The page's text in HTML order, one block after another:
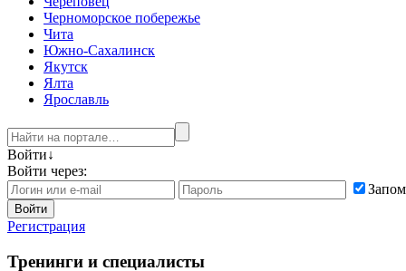
Черноморское побережье
Чита
Южно-Сахалинск
Якутск
Ялта
Ярославль
Войти↓
Войти через:
Войти
Регистрация
Тренинги и специалисты